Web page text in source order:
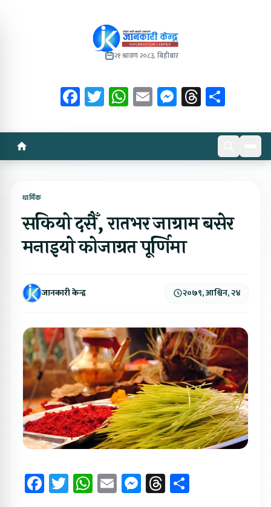
२१ श्रावण २०८३, बिहीबार
Facebook
Twitter
WhatsApp
EmailMessenger
Threads
धार्मिक
सकियो दसैँ, रातभर जाग्राम बसेर
मनाइयो कोजाग्रत पूर्णिमा
जानकारी केन्द्र २०७९, आश्विन, २४
Facebook
Twitter
WhatsApp
EmailMessenger
Threads